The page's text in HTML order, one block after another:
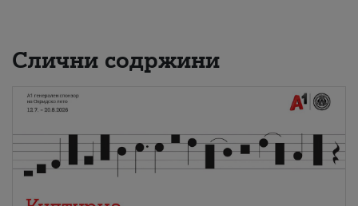
Слични содржини